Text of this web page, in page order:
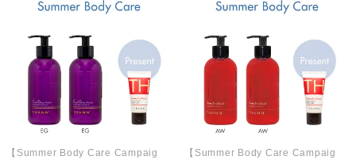
【Summer Body Care Campaig
【Summer Body Care Campaig